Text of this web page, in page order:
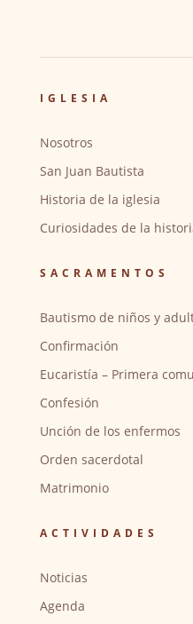
IGLESIA
Nosotros
San Juan Bautista
Historia de la iglesia
Curiosidades de la
SACRAMENTOS
Bautismo de niños y
Confirmación
Eucaristía – Primera
Confesión
Unción de los enfermos
Orden sacerdotal
Matrimonio
ACTIVIDADES
Noticias
Agenda